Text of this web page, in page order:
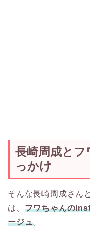
長崎周成とフ
っかけ
そんな長崎周成さん
は、 フワちゃんの
ージュ。